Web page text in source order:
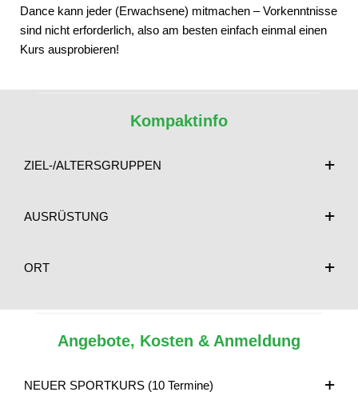
Dance kann jeder (Erwachsene) mitmachen – Vorkenntnisse
sind nicht erforderlich, also am besten einfach einmal einen
Kurs ausprobieren!
Kompaktinfo
ZIEL-/ALTERSGRUPPEN
AUSRÜSTUNG
ORT
Angebote, Kosten & Anmeldung
NEUER SPORTKURS (10 Termine)